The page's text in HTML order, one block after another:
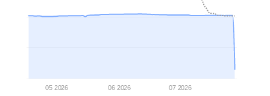
05 2026 06 2026 07 2026